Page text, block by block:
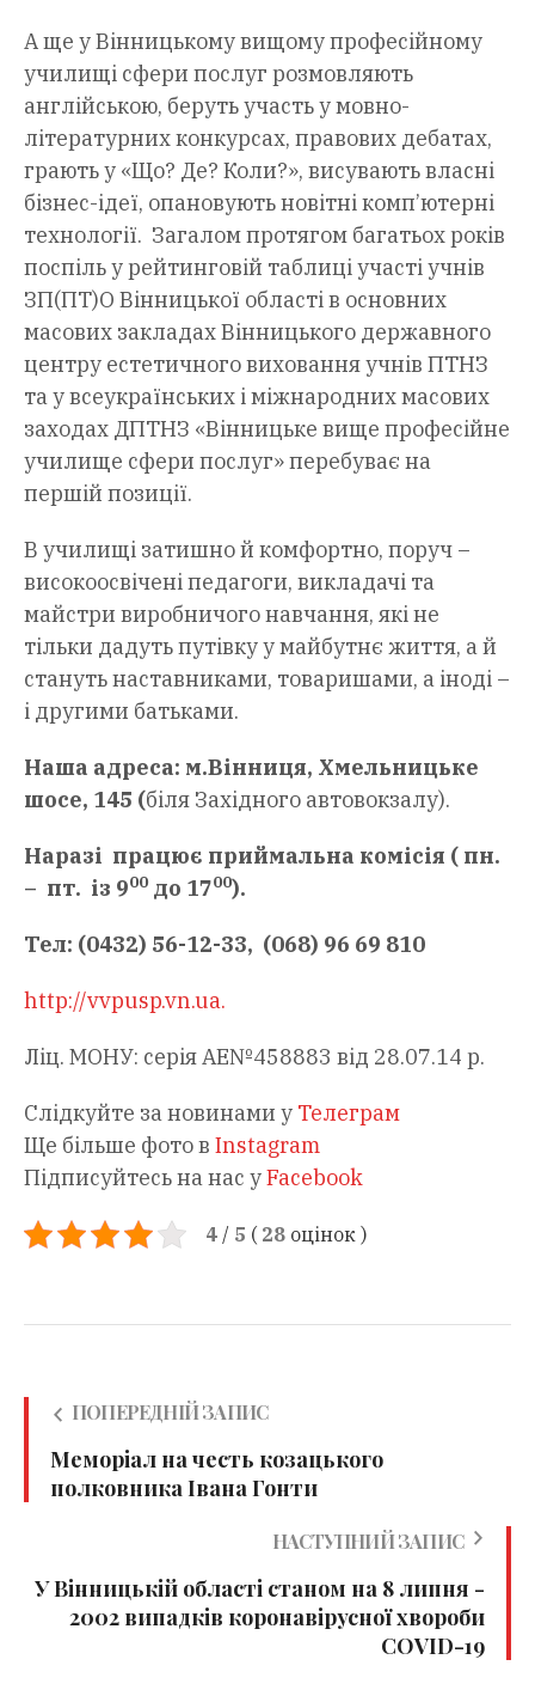
А ще у Вінницькому вищому професійному
училищі сфери послуг розмовляють
англійською, беруть участь у мовно-
літературних конкурсах, правових дебатах,
грають у «Що? Де? Коли?», висувають власні
бізнес-ідеї, опановують новітні комп’ютерні
технології. Загалом протягом багатьох років
поспіль у рейтинговій таблиці участі учнів
ЗП(ПТ)О Вінницької області в основних
масових закладах Вінницького державного
центру естетичного виховання учнів ПТНЗ
та у всеукраїнських і міжнародних масових
заходах ДПТНЗ «Вінницьке вище професійне
училище сфери послуг» перебуває на
першій позиції.
В училищі затишно й комфортно, поруч –
високоосвічені педагоги, викладачі та
майстри виробничого навчання, які не
тільки дадуть путівку у майбутнє життя, а й
стануть наставниками, товаришами, а іноді –
і другими батьками.
Наша адреса: м.Вінниця, Хмельницьке
шосе, 145 (біля Західного автовокзалу).
Наразі працює приймальна комісія ( пн.
– пт. із 900до 1700).
Тел: (0432) 56-12-33, (068) 96 69 810
http://vvpusp.vn.ua.
Ліц. МОНУ: серія АЕ№458883 від 28.07.14 р.
Слідкуйте за новинами у Телеграм
Ще більше фото в Instagram
Підписуйтесь на нас уFacebook
4 / 5 ( 28 оцінок )
ПОПЕРЕДНІЙ ЗАПИС
Меморіал на честь козацького
полковника Івана Гонти
НАСТУПНИЙ ЗАПИС
У Вінницькій області станом на 8 липня -
2002 випадків коронавірусної хвороби
COVID-19